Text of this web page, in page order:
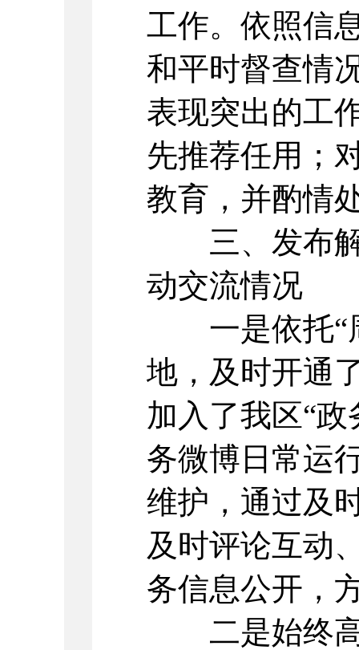
工作。依照信
和平时督查情
表现突出的工
先推荐任用；
教育，并酌情
三、发布解
动交流情况
一是依托“
地，及时开通
加入了我区“
务微博日常运
维护，通过及
及时评论互动
务信息公开，
二是始终高